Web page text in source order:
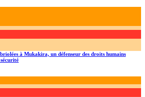
à Mukakira, un défenseur des droits humains